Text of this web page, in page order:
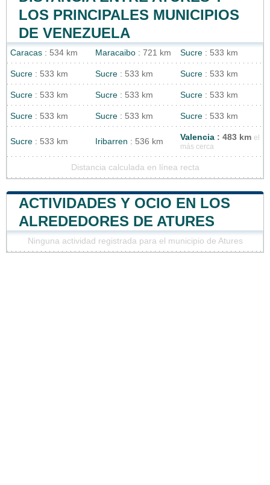
LOS PRINCIPALES MUNICIPIOS
DE VENEZUELA
Caracas : 534 km Maracaibo : 721 km Sucre : 533 km
Sucre : 533 km Sucre : 533 km Sucre : 533 km
Sucre : 533 km Sucre : 533 km Sucre : 533 km
Sucre : 533 km Sucre : 533 km Sucre : 533 km
Sucre : 533 km Iribarren : 536 km Valencia : 483 km el
más cerca
Distancia calculada en línea recta
ACTIVIDADES Y OCIO EN LOS
ALREDEDORES DE ATURES
Ninguna actividad registrada para el municipio de Atures